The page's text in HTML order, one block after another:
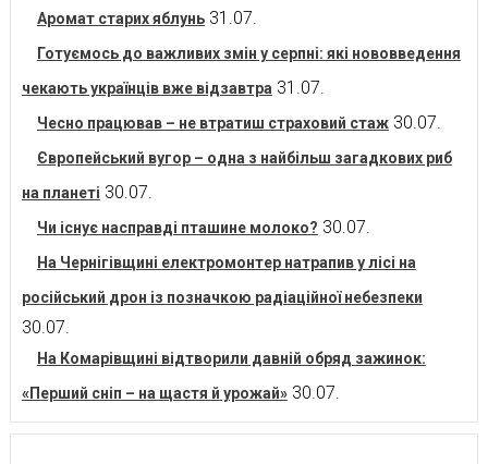
Аромат старих яблунь 31.07.
Готуємось до важливих змін у серпні: які нововведення
чекають українців вже відзавтра 31.07.
Чесно працював – не втратиш страховий стаж 30.07.
Європейський вугор – одна з найбільш загадкових риб
на планеті 30.07.
Чи існує насправді пташине молоко? 30.07.
На Чернігівщині електромонтер натрапив у лісі на
російський дрон із позначкою радіаційної небезпеки
30.07.
На Комарівщині відтворили давній обряд зажинок:
«Перший сніп – на щастя й урожай» 30.07.